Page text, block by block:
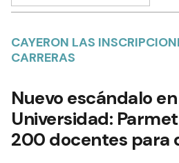
CAYERON LAS
CARRERAS
Nuevo escándalo
Universidad:
200 docentes para